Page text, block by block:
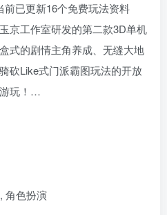
前已更新16个免费玩法资料
京工作室研发的第二款3D单机
式的剧情主角养成、无缝大地
砍Like式门派霸图玩法的开放
玩！…
角色扮演